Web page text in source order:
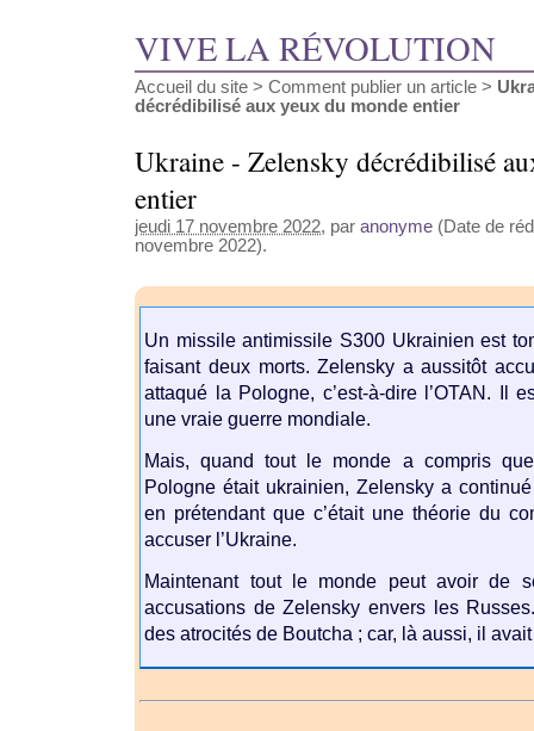
VIVE LA RÉVOLUTION
Accueil du site > Comment publier un article >
décrédibilisé aux yeux du monde entier
Ukraine - Zelensky décrédibilisé
entier
jeudi 17 novembre 2022, par anonyme (Date de
novembre 2022).
Un missile antimissile S300 Ukrainien est
faisant deux morts. Zelensky a aussitôt
attaqué la Pologne, c’est-à-dire l’OTAN. Il
une vraie guerre mondiale.
Mais, quand tout le monde a compris
Pologne était ukrainien, Zelensky a
en prétendant que c’était une théorie du
accuser l’Ukraine.
Maintenant tout le monde peut avoir de
accusations de Zelensky envers les
des atrocités de Boutcha ; car, là aussi, il